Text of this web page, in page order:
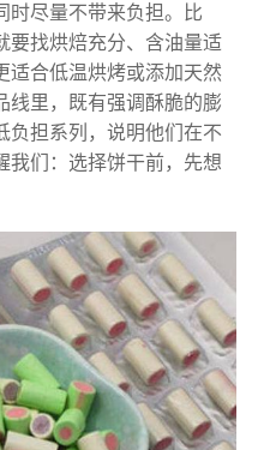
尽量不带来负担。比
要找烘焙充分、含油量适
适合低温烘烤或添加天然
线里，既有强调酥脆的膨
负担系列，说明他们在不
我们：选择饼干前，先想